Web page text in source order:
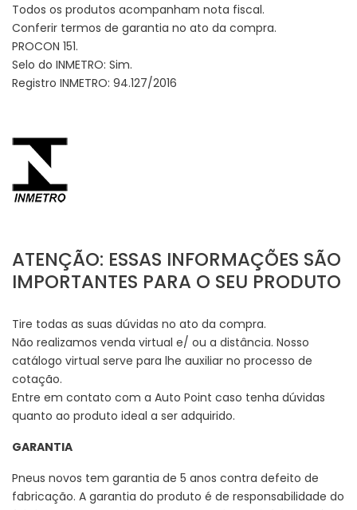
Todos os produtos acompanham nota fiscal.
Conferir termos de garantia no ato da compra.
PROCON 151.
Selo do INMETRO: Sim.
Registro INMETRO: 94.127/2016
ATENÇÃO: ESSAS INFORMAÇÕES SÃO
IMPORTANTES PARA O SEU PRODUTO
Tire todas as suas dúvidas no ato da compra.
Não realizamos venda virtual e/ ou a distância. Nosso
catálogo virtual serve para lhe auxiliar no processo de
cotação.
Entre em contato com a Auto Point caso tenha dúvidas
quanto ao produto ideal a ser adquirido.
GARANTIA
Pneus novos tem garantia de 5 anos contra defeito de
fabricação. A garantia do produto é de responsabilidade do